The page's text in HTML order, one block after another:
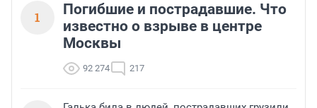
1
Погибшие и пострадавшие. Что
известно о взрыве в центре
Москвы
92 274 217